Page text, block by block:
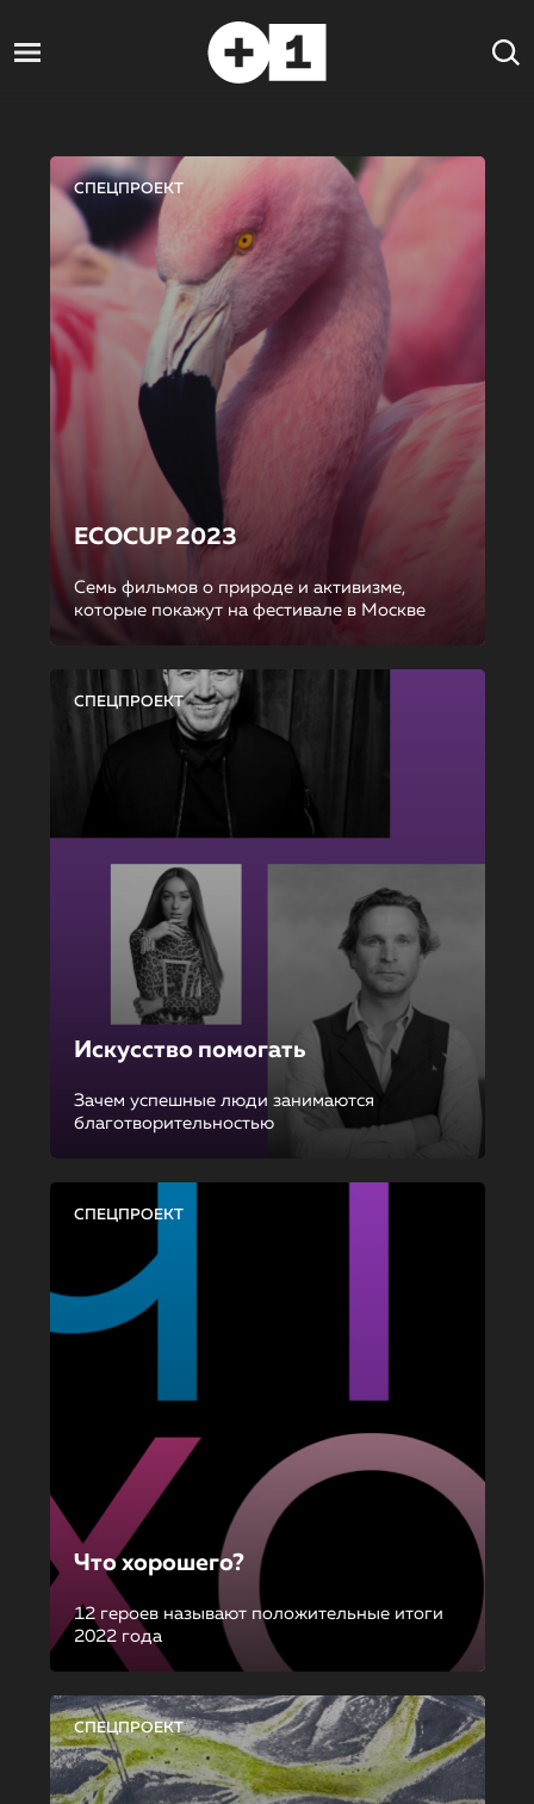
СПЕЦПРОЕКТ
ECOCUP 2023
Семь фильмов о природе и активизме,
которые покажут на фестивале в Москве
СПЕЦПРОЕКТ
Искусство помогать
Зачем успешные люди занимаются
благотворительностью
СПЕЦПРОЕКТ
Что хорошего?
12 героев называют положительные итоги
2022 года
СПЕЦПРОЕКТ